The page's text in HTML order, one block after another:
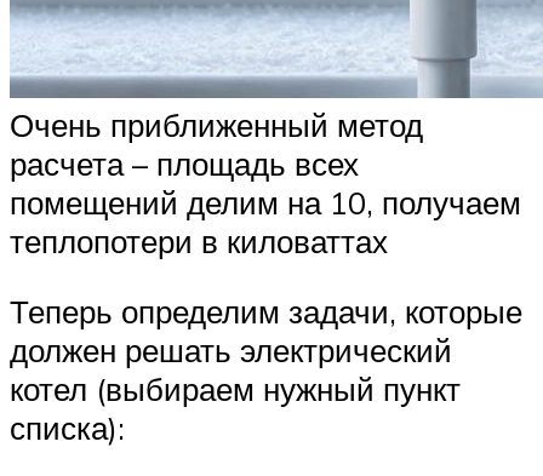
Очень приближенный метод
расчета – площадь всех
помещений делим на 10, получаем
теплопотери в киловаттах
Теперь определим задачи, которые
должен решать электрический
котел (выбираем нужный пункт
списка):